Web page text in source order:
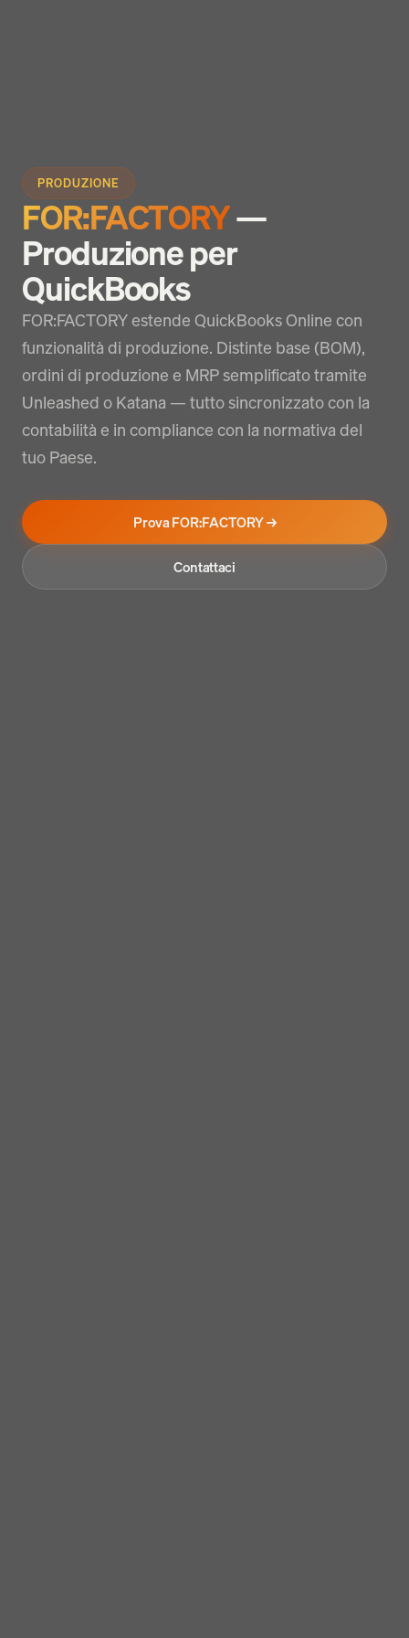
PRODUZIONE
FOR:FACTORY—
Produzione per
QuickBooks
FOR:FACTORY estende QuickBooks Online con
funzionalità di produzione. Distinte base (BOM),
ordini di produzione e MRP semplificato tramite
Unleashed o Katana — tutto sincronizzato con la
contabilità e in compliance con la normativa del
tuo Paese.
Prova FOR:FACTORY →
Contattaci